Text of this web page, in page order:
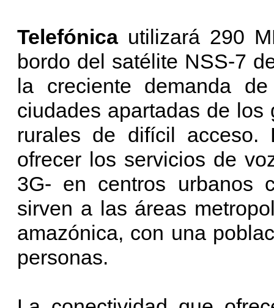
Telefónica utilizará 290
bordo del satélite NSS-7
la creciente demanda
ciudades apartadas de
rurales de difícil
ofrecer los servicios de
3G- en centros urbanos
sirven a las áreas
amazónica, con una
personas.